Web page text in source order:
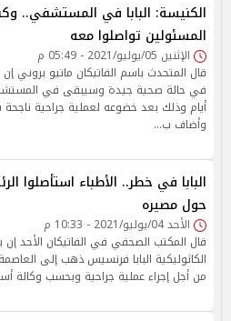
الكنيسة: البابا في المستشفي..
المسئولين تواصلوا معه
الإثنين 05/يوليو/2021 - 05:49 م
قال المتحدث باسم الفاتيكان ماتيو بروني إن
أيام وذلك بعد خضوعه لعملية جراحية ناجحة
وأضاف ب…
البابا في خطر.. الأطباء استأصلوا
حول مصيره
الأحد 04/يوليو/2021 - 10:33 م
قال المكتب الصحفي في الفاتيكان الأحد إن
الكاثوليكية البابا فرنسيس ذهب إلى العاصمة
من أجل إجراء عملية جراحية وبحسب وكالة